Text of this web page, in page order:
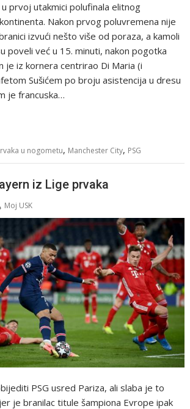
u prvoj utakmici polufinala elitnog
Nakon prvog poluvremena nije
izvući nešto više od poraza, a kamoli
poveli već u 15. minuti, nakon pogotka
je iz kornera centrirao Di Maria (i
Sušićem po broju asistencija u dresu
je francuska…
u nogometu, Manchester City, PSG
iz Lige prvaka
Moj USK
PSG usred Pariza, ali slaba je to
je branilac titule šampiona Evrope ipak